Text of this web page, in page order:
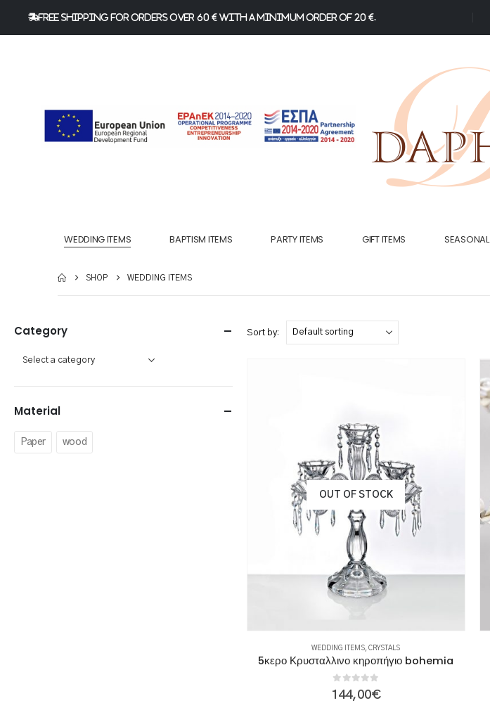
FREE Shipping for orders over 60 € with a minimum order of 20 €.
WEDDING ITEMS BAPTISM ITEMS PARTY ITEMS GIFT ITEMS SEASONAL
SHOP WEDDING ITEMS
Sort by:
OUT OF STOCK
WEDDING ITEMS,CRYSTALS
5κερο Κρυσταλλινο κηροπήγιο bohemia
0 out of 5
144,00€
Category
Material
Paper wood